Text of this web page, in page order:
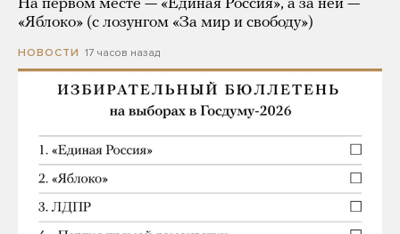
На первом месте — «Единая Россия», а за ней —
«Яблоко» (с лозунгом «За мир и свободу»)
НОВОСТИ 17 часов назад